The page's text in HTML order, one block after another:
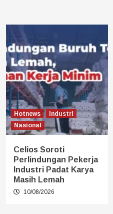
Hotnews
Industri
Nasional
Celios Soroti
Perlindungan Pekerja
Industri Padat Karya
Masih Lemah
10/08/2026